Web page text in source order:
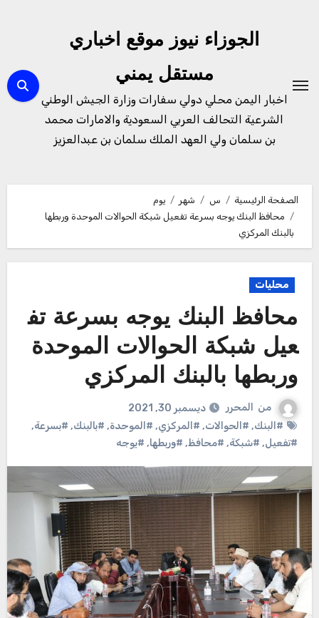
الجوزاء نيوز موقع اخباري
مستقل يمني
اخبار اليمن محلي دولي سفارات وزارة الجيش الوطني
الشرعية التحالف العربي السعودية والامارات محمد
بن سلمان ولي العهد الملك سلمان بن عبدالعزيز
الصفحة الرئيسية س شهر
يوم
محافظ البنك يوجه بسرعة تفعيل شبكة الحوالات الموحدة وربطها
بالبنك المركزي
محليات
محافظ البنك يوجه بسرعة تف
عيل شبكة الحوالات الموحدة
وربطها بالبنك المركزي
من المحرر
ديسمبر 30, 2021
#البنك, #الحوالات, #المركزي, #الموحدة, #بالبنك, #بسرعة,
#تفعيل, #شبكة, #محافظ, #وربطها, #يوجه